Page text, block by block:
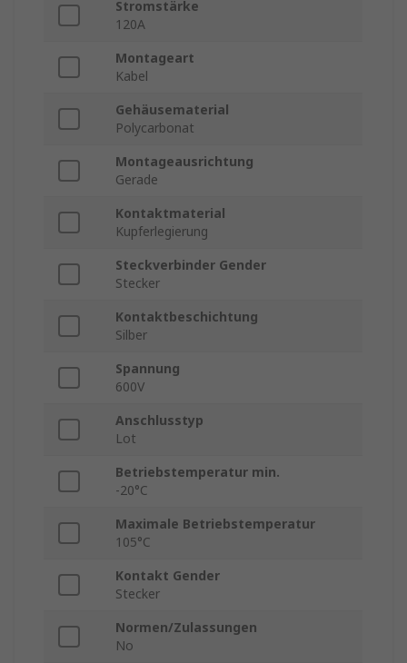
Stromstärke
120A
Montageart
Kabel
Gehäusematerial
Polycarbonat
Montageausrichtung
Gerade
Kontaktmaterial
Kupferlegierung
Steckverbinder Gender
Stecker
Kontaktbeschichtung
Silber
Spannung
600V
Anschlusstyp
Lot
Betriebstemperatur min.
-20°C
Maximale Betriebstemperatur
105°C
Kontakt Gender
Stecker
Normen/Zulassungen
No